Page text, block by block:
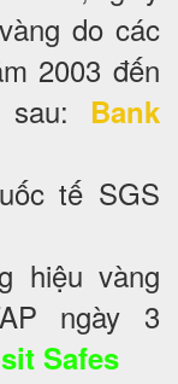
do các
2003 đến
Bank
tế SGS
hiệu vàng
ngày 3
Safes